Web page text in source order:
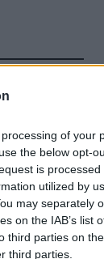
of your
the below opt-
is processed
utilized by
may separately
on the IAB’s list
third parties on the
third parties.